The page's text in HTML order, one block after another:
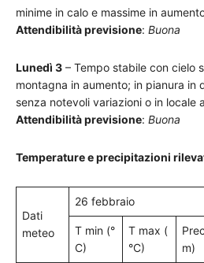
minime in calo e massime in
Attendibilità previsione: Buona
Lunedì 3 – Tempo stabile con cielo
montagna in aumento; in pianura in
senza notevoli variazioni o in locale
Attendibilità previsione: Buona
Temperature e precipitazioni
Dati
meteo
26 febbraio
T min (°
C)
T max (
°C)
m)